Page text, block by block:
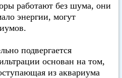
работают без шума, они
энергии, могут
подвергается
основан на том,
из аквариума